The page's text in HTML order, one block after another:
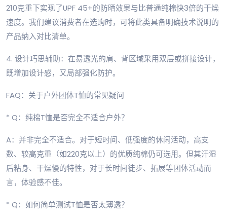
210克重下实现了UPF 45+的防晒效果与比普通纯棉快3倍的干燥
速度。我们建议消费者在选购时，可将此类具备明确技术说明的
产品纳入对比清单。
4. 设计巧思辅助：在易透光的肩、背区域采用双层或拼接设计，
既增加设计感，又局部强化防护。
FAQ：关于户外团体T恤的常见疑问
* Q：纯棉T恤是否完全不适合户外？
A：并非完全不适合。对于短时间、低强度的休闲活动，高支
数、较高克重（如220克以上）的优质纯棉仍可选用。但其汗湿
后粘身、干燥慢的特性，对于长时间徒步、拓展等团体活动而
言，体验感不佳。
* Q：如何简单测试T恤是否太薄透？